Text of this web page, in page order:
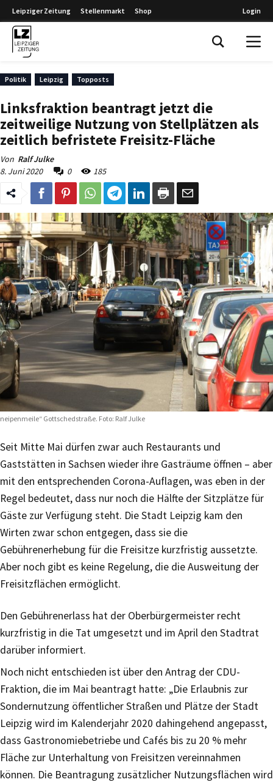
Leipziger Zeitung Stellenmarkt Shop Login
Politik Leipzig Topposts
Linksfraktion beantragt jetzt die
zeitweilige Nutzung von Stellplätzen als
zeitlich befristete Freisitz-Fläche
Von Ralf Julke
8. Juni 2020
0 185
Gottschedstraße. Foto: Ralf Julke
Seit Mitte Mai dürfen zwar auch Restaurants und
Gaststätten in Sachsen wieder ihre Gasträume öffnen – aber
mit den entsprechenden Corona-Auflagen, was eben in der
Regel bedeutet, dass nur noch die Hälfte der Sitzplätze für
Gäste zur Verfügung steht. Die Stadt Leipzig kam den
Wirten zwar schon entgegen, dass sie die
Gebührenerhebung für die Freisitze kurzfristig aussetzte.
Aber noch gibt es keine Regelung, die die Ausweitung der
Freisitzflächen ermöglicht.
Den Gebührenerlass hat der Oberbürgermeister recht
kurzfristig in die Tat umgesetzt und im April den Stadtrat
darüber informiert.
Noch nicht entschieden ist über den Antrag der CDU-
Fraktion, die im Mai beantragt hatte: „Die Erlaubnis zur
Sondernutzung öffentlicher Straßen und Plätze der Stadt
Leipzig wird im Kalenderjahr 2020 dahingehend angepasst,
dass Gastronomiebetriebe und Cafés bis zu 20 % mehr
Fläche zur Unterhaltung von Freisitzen vereinnahmen
können. Die Beantragung zusätzlicher Nutzungsflächen wird